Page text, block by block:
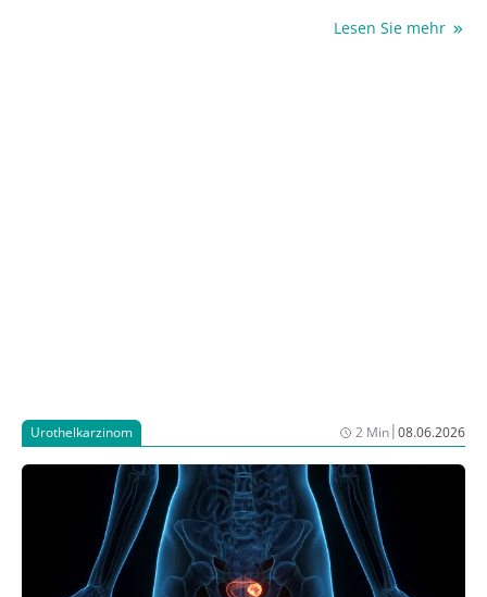
302 wurde der Inhibitor erstmals in der Erstlinie bei
Lesen Sie mehr
Urothelkarzinom 2 Min|08.06.2026